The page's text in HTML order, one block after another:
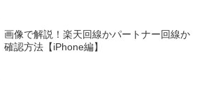
画像で解説！楽天回線かパートナー回線か
確認方法【iPhone編】